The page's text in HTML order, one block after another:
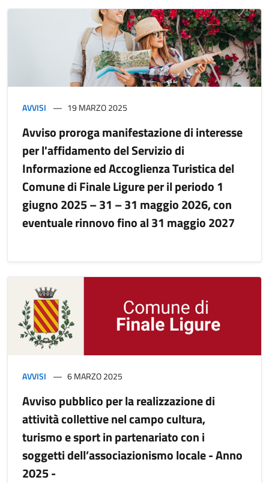
AVVISI 19 MARZO 2025
Avviso proroga manifestazione di interesse
per l'affidamento del Servizio di
Informazione ed Accoglienza Turistica del
Comune di Finale Ligure per il periodo 1
giugno 2025 – 31 – 31 maggio 2026, con
eventuale rinnovo fino al 31 maggio 2027
AVVISI 6 MARZO 2025
Avviso pubblico per la realizzazione di
attività collettive nel campo cultura,
turismo e sport in partenariato con i
soggetti dell’associazionismo locale - Anno
2025 -